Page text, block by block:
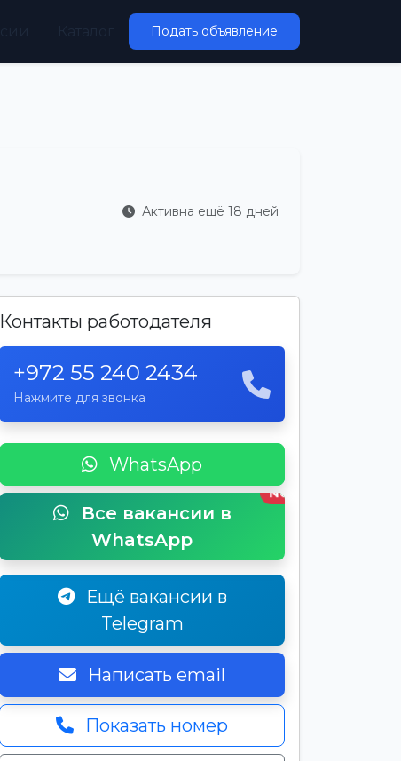
Подать объявление
Активна ещё 18 дней
Контакты работодателя
+972 55 240 2434
Нажмите для звонка
WhatsApp
Все вакансии в
WhatsApp
New
Ещё вакансии в
Telegram
Написать email
Показать номер